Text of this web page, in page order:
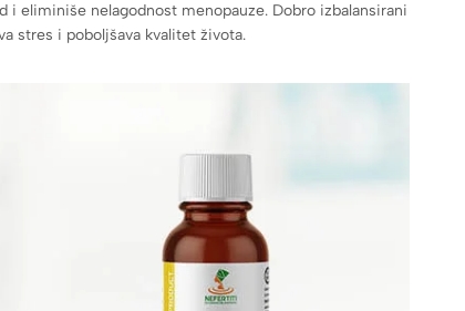
eliminiše nelagodnost menopauze. Dobro izbalansirani
stres i poboljšava kvalitet života.